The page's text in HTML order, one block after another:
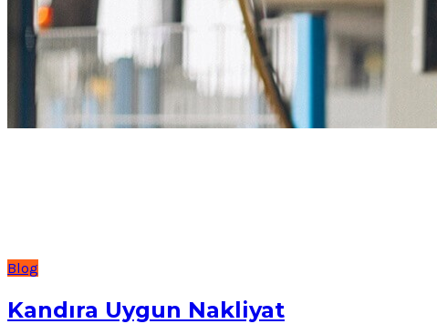
Blog
Kandıra Uygun Nakliyat